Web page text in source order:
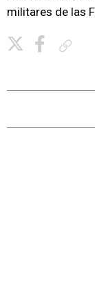
militares de las